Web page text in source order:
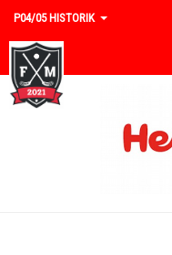
P04/05 HISTORIK
HEM